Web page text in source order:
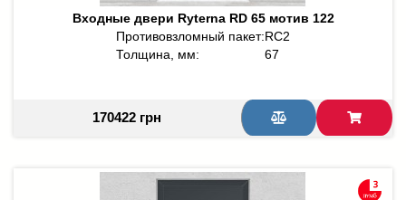
Входные двери Ryterna RD 65 мотив 122
Противовзломный пакет:RC2
Толщина, мм:
67
170422 грн